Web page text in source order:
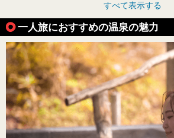
すべて表示する
一人旅におすすめの温泉の魅力